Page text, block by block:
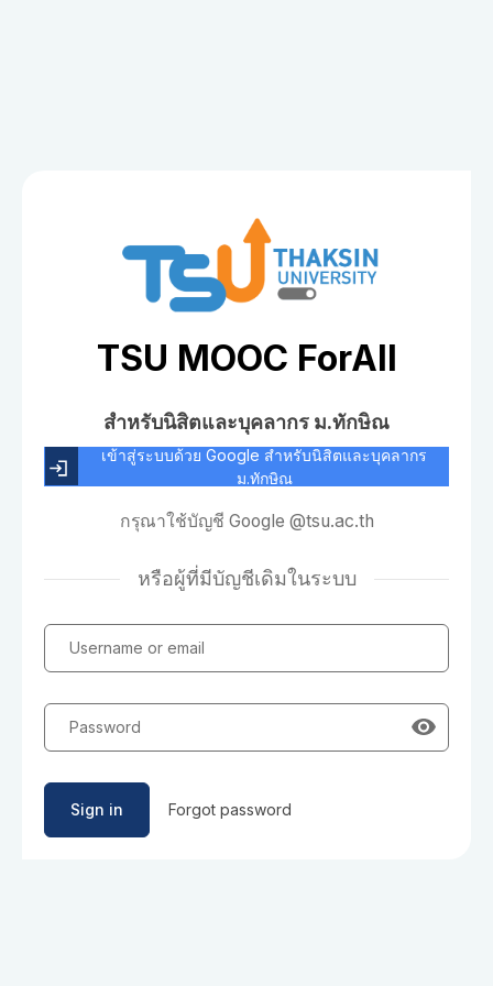
TSU MOOC ForAll
สำหรับนิสิตและบุคลากร ม.ทักษิณ
เข้าสู่ระบบด้วย Google สำหรับนิสิตและบุคลากร
ม.ทักษิณ
กรุณาใช้บัญชี Google @tsu.ac.th
หรือผู้ที่มีบัญชีเดิมในระบบ
Username or email
Password
Sign in Forgot password